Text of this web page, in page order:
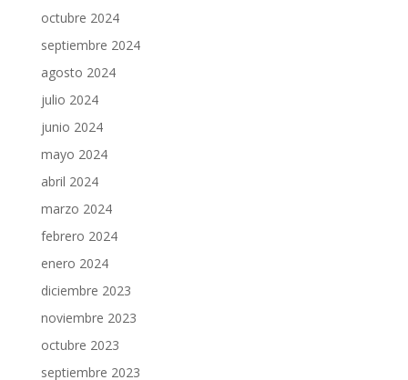
octubre 2024
septiembre 2024
agosto 2024
julio 2024
junio 2024
mayo 2024
abril 2024
marzo 2024
febrero 2024
enero 2024
diciembre 2023
noviembre 2023
octubre 2023
septiembre 2023